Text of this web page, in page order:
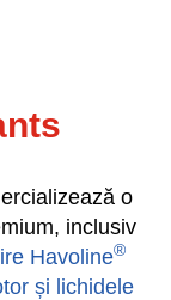
o
inclusiv